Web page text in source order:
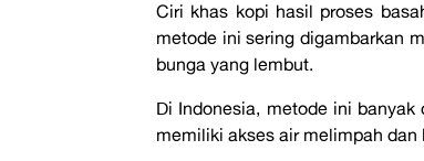
Ciri khas kopi hasil proses
metode ini sering digambarkan
bunga yang lembut.
Di Indonesia, metode ini
memiliki akses air melimpah dan